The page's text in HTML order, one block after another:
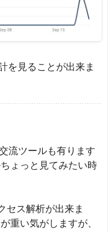
を見ることが出来ま
流ツールも有ります
ょっと見てみたい時
セス解析が出来ま
重い気がしますが、